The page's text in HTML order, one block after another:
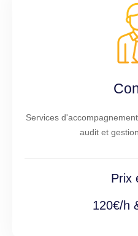
Services
audit et
Prix
120€/h